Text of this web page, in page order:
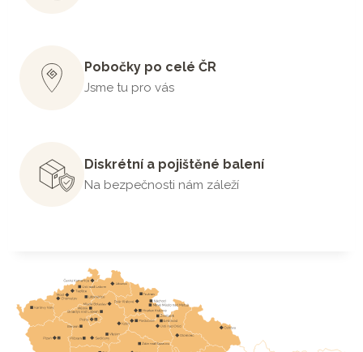
Pobočky po celé ČR
Jsme tu pro vás
Diskrétní a pojištěné balení
Na bezpečnosti nám záleží